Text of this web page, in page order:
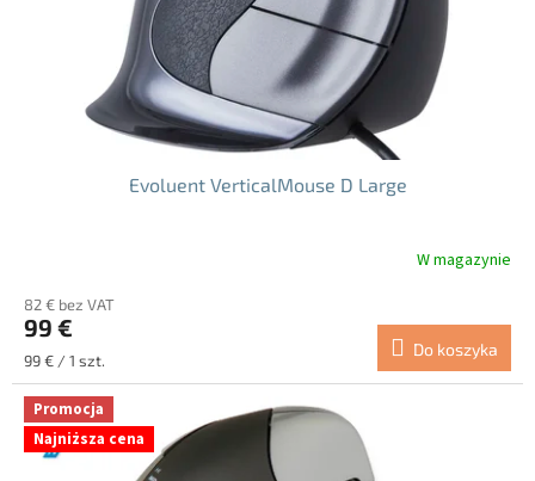
Evoluent VerticalMouse D Large
produktu
wynosi
5.0
5
gwiazdek.
W magazynie
82 € bez VAT
99 €
Cena
jednostkowa:
99 € / 1 szt.
Do koszyka
Promocja
Najniższa cena